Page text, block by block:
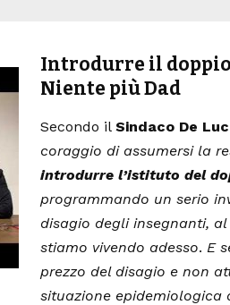
Introdurre il
Niente più Dad
Secondo il Sindaco De
coraggio di assumersi la
introdurre l’istituto del
programmando un serio
disagio degli insegnanti,
stiamo vivendo adesso. E
prezzo del disagio e non
situazione epidemiologica